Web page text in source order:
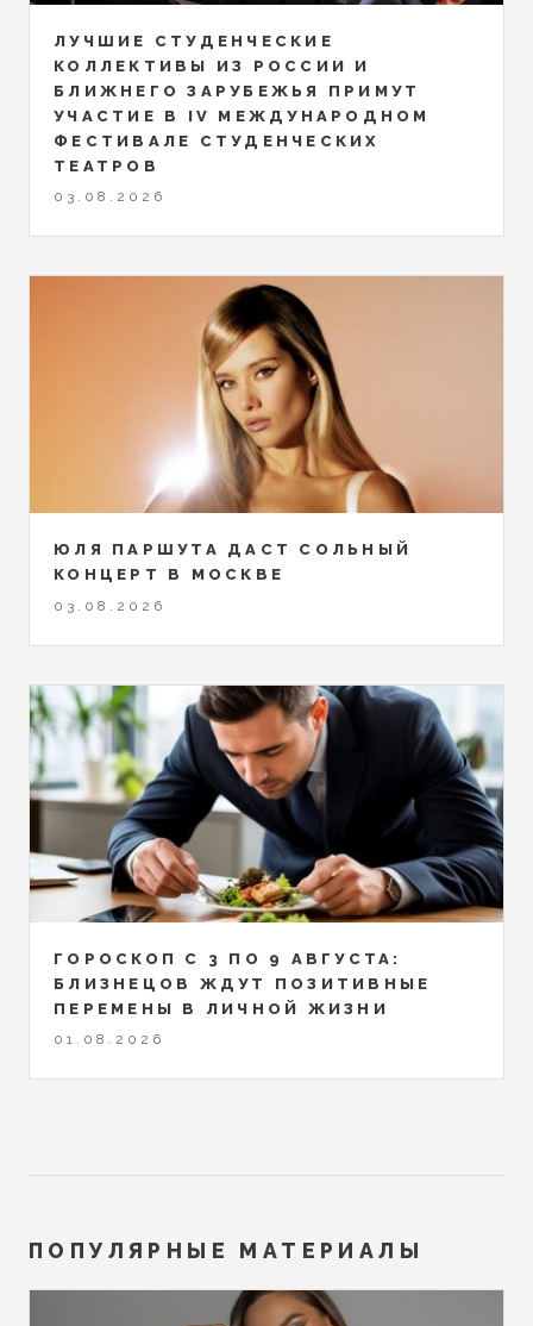
ЛУЧШИЕ СТУДЕНЧЕСКИЕ
КОЛЛЕКТИВЫ ИЗ РОССИИ И
БЛИЖНЕГО ЗАРУБЕЖЬЯ ПРИМУТ
УЧАСТИЕ В IV МЕЖДУНАРОДНОМ
ФЕСТИВАЛЕ СТУДЕНЧЕСКИХ
ТЕАТРОВ
03.08.2026
ЮЛЯ ПАРШУТА ДАСТ СОЛЬНЫЙ
КОНЦЕРТ В МОСКВЕ
03.08.2026
ГОРОСКОП С 3 ПО 9 АВГУСТА:
БЛИЗНЕЦОВ ЖДУТ ПОЗИТИВНЫЕ
ПЕРЕМЕНЫ В ЛИЧНОЙ ЖИЗНИ
01.08.2026
ПОПУЛЯРНЫЕ МАТЕРИАЛЫ